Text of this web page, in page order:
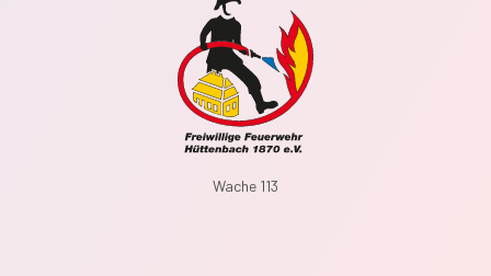
Wache 113